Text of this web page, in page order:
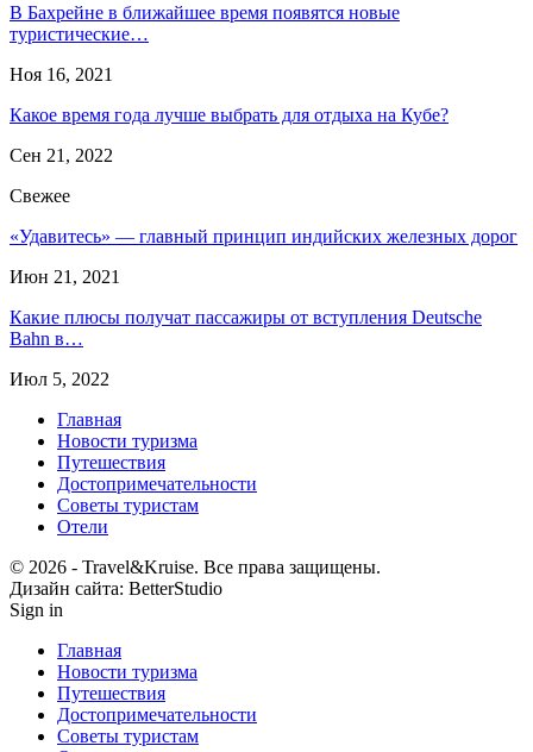
В Бахрейне в ближайшее время появятся новые
туристические…
Ноя 16, 2021
Какое время года лучше выбрать для отдыха на Кубе?
Сен 21, 2022
Свежее
«Удавитесь» — главный принцип индийских железных дорог
Июн 21, 2021
Какие плюсы получат пассажиры от вступления Deutsche
Bahn в…
Июл 5, 2022
Главная
Новости туризма
Путешествия
Достопримечательности
Советы туристам
Отели
© 2026 - ​​Travel&Kruise. Все права защищены.
Дизайн сайта: BetterStudio
Sign in
Главная
Новости туризма
Путешествия
Достопримечательности
Советы туристам